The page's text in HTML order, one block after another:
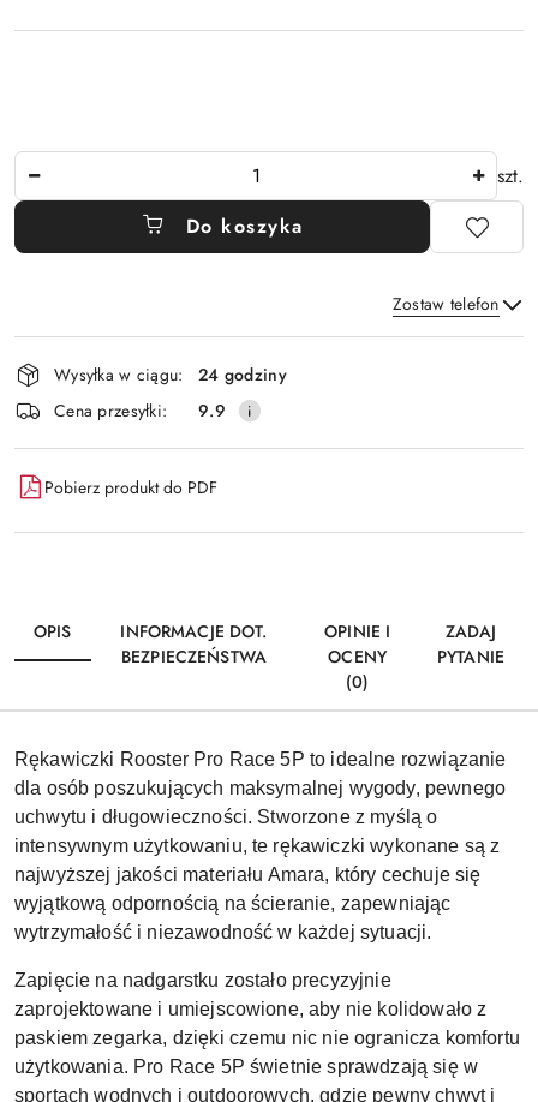
szt.
Do koszyka
Zostaw telefon
Wyślij
Dostępność
i
dostawa
Wysyłka w ciągu:
24 godziny
Cena przesyłki:
9.9
Pobierz produkt do PDF
OPIS
INFORMACJE DOT.
BEZPIECZEŃSTWA
OPINIE I
OCENY
(0)
ZADAJ
PYTANIE
Rękawiczki Rooster Pro Race 5P to idealne rozwiązanie
dla osób poszukujących maksymalnej wygody, pewnego
uchwytu i długowieczności. Stworzone z myślą o
intensywnym użytkowaniu, te rękawiczki wykonane są z
najwyższej jakości materiału Amara, który cechuje się
wyjątkową odpornością na ścieranie, zapewniając
wytrzymałość i niezawodność w każdej sytuacji.
Zapięcie na nadgarstku zostało precyzyjnie
zaprojektowane i umiejscowione, aby nie kolidowało z
paskiem zegarka, dzięki czemu nic nie ogranicza komfortu
użytkowania. Pro Race 5P świetnie sprawdzają się w
sportach wodnych i outdoorowych, gdzie pewny chwyt i